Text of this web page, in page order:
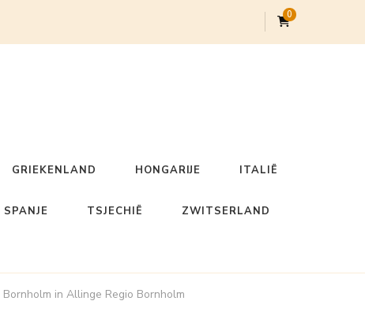
0
GRIEKENLAND HONGARIJE ITALIË
SPANJE TSJECHIË ZWITSERLAND
in Allinge Regio Bornholm